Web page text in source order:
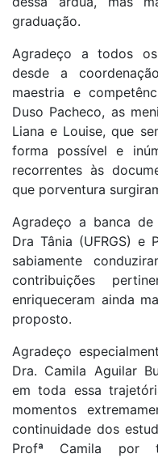
graduação.
Agradeço a todos
desde a
maestria e
Duso Pacheco, as
Liana e Louise, que
forma possível e
recorrentes às
que porventura
Agradeço a banca
Dra Tânia (UFRGS) e
sabiamente
contribuições
enriqueceram ainda
proposto.
Agradeço
Dra. Camila Aguilar
em toda essa
momentos
continuidade dos
Profª Camila por